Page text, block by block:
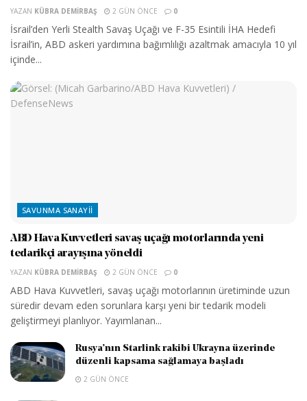
YAZAN KÜBRA DEMIRBAŞ 2 GÜN ÖNCE 0
İsrail’den Yerli Stealth Savaş Uçağı ve F-35 Esintili İHA Hedefi
İsrail’in, ABD askeri yardımına bağımlılığı azaltmak amacıyla 10 yıl
içinde...
SAVUNMA SANAYII
ABD Hava Kuvvetleri savaş uçağı motorlarında yeni
tedarikçi arayışına yöneldi
YAZAN KÜBRA DEMIRBAŞ 2 GÜN ÖNCE 0
ABD Hava Kuvvetleri, savaş uçağı motorlarının üretiminde uzun
süredir devam eden sorunlara karşı yeni bir tedarik modeli
geliştirmeyi planlıyor. Yayımlanan...
Rusya’nın Starlink rakibi Ukrayna üzerinde
düzenli kapsama sağlamaya başladı
2 GÜN ÖNCE